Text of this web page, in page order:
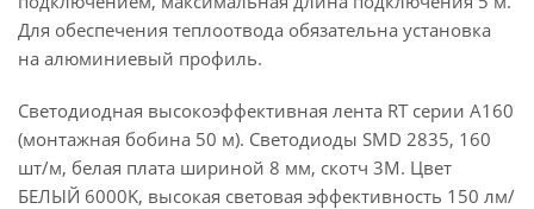
Для обеспечения теплоотвода обязательна установка
на алюминиевый профиль.
Светодиодная высокоэффективная лента RT серии A160
(монтажная бобина 50 м). Светодиоды SMD 2835, 160
шт/м, белая плата шириной 8 мм, скотч 3M. Цвет
БЕЛЫЙ 6000K, высокая световая эффективность 150 лм/